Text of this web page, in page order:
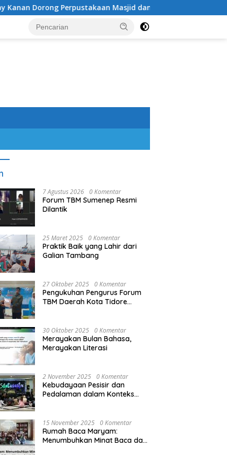
Perpustakaan Masjid dan Gereja Lebih Hidup
7 Agustus 2026 0 Komentar
Forum TBM Sumenep Resmi
Dilantik
25 Maret 2025 0 Komentar
Praktik Baik yang Lahir dari
Galian Tambang
27 Oktober 2025 0 Komentar
Pengukuhan Pengurus Forum
TBM Daerah Kota Tidore
Rempah
30 Oktober 2025 0 Komentar
Merayakan Bulan Bahasa,
Merayakan Literasi
2 November 2025 0 Komentar
Kebudayaan Pesisir dan
Pedalaman dalam Konteks
15 November 2025 0 Komentar
Rumah Baca Maryam:
Menumbuhkan Minat Baca dan